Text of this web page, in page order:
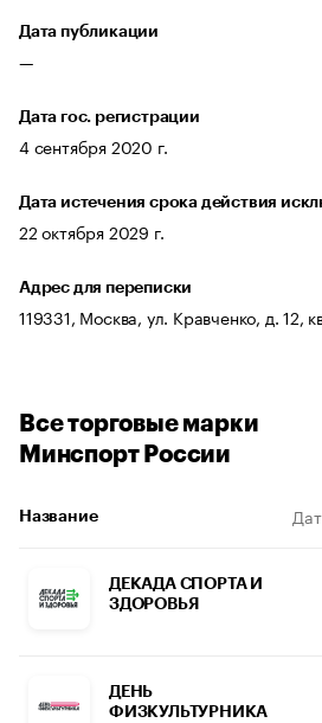
Дата публикации
—
Дата гос. регистрации
4 сентября 2020 г.
Дата истечения срока действия
22 октября 2029 г.
Адрес для переписки
119331, Москва, ул. Кравченко, д. 12,
Все торговые марки
Минспорт России
Название
ДЕКАДА СПОРТА И
ЗДОРОВЬЯ
ДЕНЬ
ФИЗКУЛЬТУРНИКА